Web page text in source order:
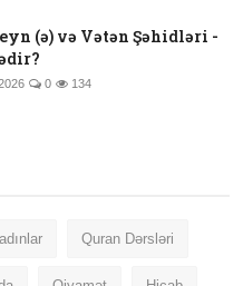
(ə) və Vətən Şəhidləri -
0 134
Quran Dərsləri